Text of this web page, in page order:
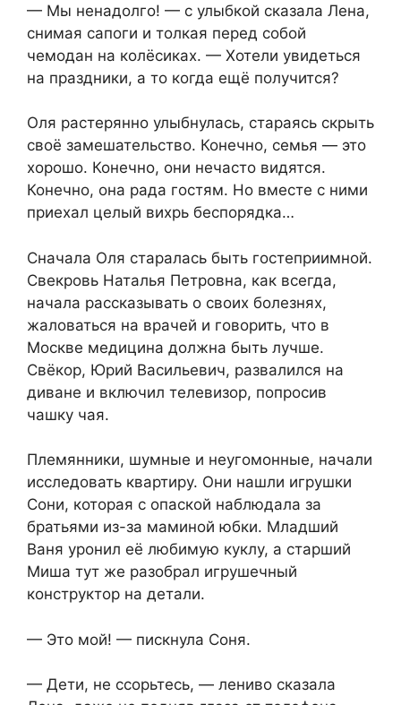
— Мы ненадолго! — с улыбкой сказала Лена,
снимая сапоги и толкая перед собой
чемодан на колёсиках. — Хотели увидеться
на праздники, а то когда ещё получится?
Оля растерянно улыбнулась, стараясь скрыть
своё замешательство. Конечно, семья — это
хорошо. Конечно, они нечасто видятся.
Конечно, она рада гостям. Но вместе с ними
приехал целый вихрь беспорядка…
Сначала Оля старалась быть гостеприимной.
Свекровь Наталья Петровна, как всегда,
начала рассказывать о своих болезнях,
жаловаться на врачей и говорить, что в
Москве медицина должна быть лучше.
Свёкор, Юрий Васильевич, развалился на
диване и включил телевизор, попросив
чашку чая.
Племянники, шумные и неугомонные, начали
исследовать квартиру. Они нашли игрушки
Сони, которая с опаской наблюдала за
братьями из-за маминой юбки. Младший
Ваня уронил её любимую куклу, а старший
Миша тут же разобрал игрушечный
конструктор на детали.
— Это мой! — пискнула Соня.
— Дети, не ссорьтесь, — лениво сказала